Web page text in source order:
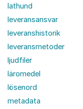
lathund
leveransansvar
leveranshistorik
leveransmetoder
ljudfiler
läromedel
lösenord
metadata